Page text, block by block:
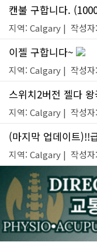
캔불 구합니다.
지역: Calgary | 작성
이젤 구합니다~
지역: Calgary | 작성
스위치2버전 젤다
지역: Calgary | 작성
(마지막 업데이트)!!
지역: Calgary | 작성